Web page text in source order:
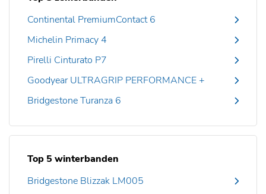
Continental PremiumContact 6
Michelin Primacy 4
Pirelli Cinturato P7
Goodyear ULTRAGRIP PERFORMANCE +
Bridgestone Turanza 6
Top 5 winterbanden
Bridgestone Blizzak LM005